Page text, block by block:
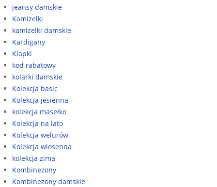
jeansy damskie
Kamizelki
kamizelki damskie
Kardigany
Klapki
kod rabatowy
kolarki damskie
Kolekcja basic
Kolekcja jesienna
kolekcja masełko
Kolekcja na lato
Kolekcja welurów
Kolekcja wiosenna
kolekcja zima
Kombinezony
Kombinezony damskie